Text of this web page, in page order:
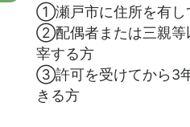
①瀬戸市に住所を有し
②配偶者または三親等
宰する方
③許可を受けてから3
きる方